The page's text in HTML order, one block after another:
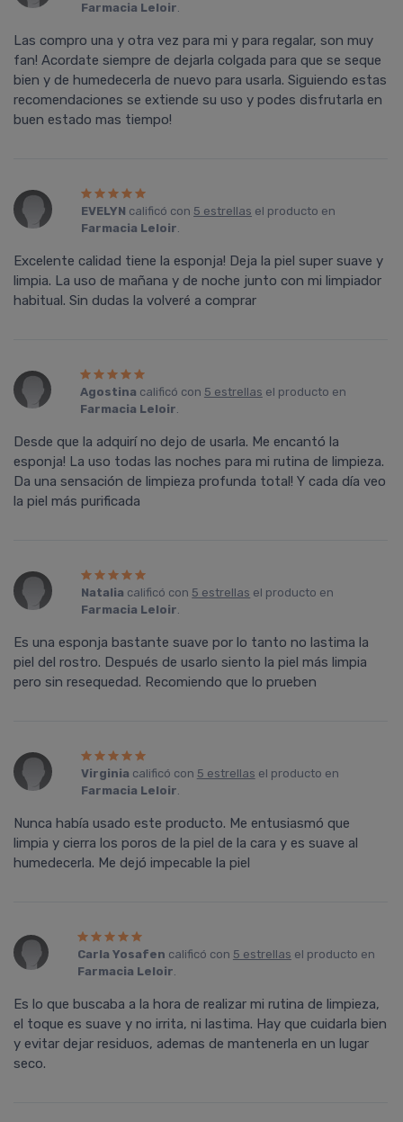
Farmacia Leloir.
Las compro una y otra vez para mi y para regalar, son muy
fan! Acordate siempre de dejarla colgada para que se seque
bien y de humedecerla de nuevo para usarla. Siguiendo estas
recomendaciones se extiende su uso y podes disfrutarla en
buen estado mas tiempo!
EVELYN calificó con 5 estrellas el producto en
Farmacia Leloir.
Excelente calidad tiene la esponja! Deja la piel super suave y
limpia. La uso de mañana y de noche junto con mi limpiador
habitual. Sin dudas la volveré a comprar
Agostina calificó con 5 estrellas el producto en
Farmacia Leloir.
Desde que la adquirí no dejo de usarla. Me encantó la
esponja! La uso todas las noches para mi rutina de limpieza.
Da una sensación de limpieza profunda total! Y cada día veo
la piel más purificada
Natalia calificó con 5 estrellas el producto en
Farmacia Leloir.
Es una esponja bastante suave por lo tanto no lastima la
piel del rostro. Después de usarlo siento la piel más limpia
pero sin resequedad. Recomiendo que lo prueben
Virginia calificó con 5 estrellas el producto en
Farmacia Leloir.
Nunca había usado este producto. Me entusiasmó que
limpia y cierra los poros de la piel de la cara y es suave al
humedecerla. Me dejó impecable la piel
Carla Yosafen calificó con 5 estrellas el producto en
Farmacia Leloir.
Es lo que buscaba a la hora de realizar mi rutina de limpieza,
el toque es suave y no irrita, ni lastima. Hay que cuidarla bien
y evitar dejar residuos, ademas de mantenerla en un lugar
seco.